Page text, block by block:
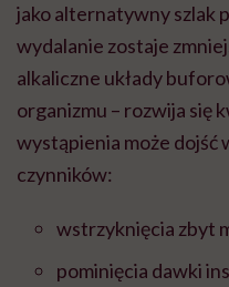
jako alternatywny szlak
wydalanie zostaje
alkaliczne układy
organizmu – rozwija się
wystąpienia może dojść
czynników:
wstrzyknięcia zbyt
pominięcia dawki